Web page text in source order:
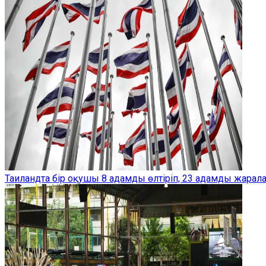
Таиландта бір оқушы 8 адамды өлтіріп, 23 адамды